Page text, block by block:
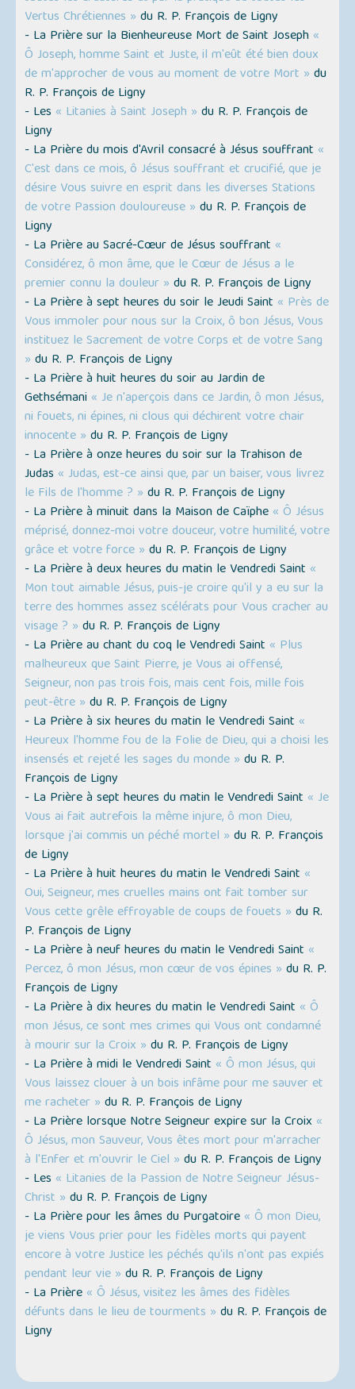
Vertus Chrétiennes » du R. P. François de Ligny
- La Prière sur la Bienheureuse Mort de Saint Joseph «
Ô Joseph, homme Saint et Juste, il m'eût été bien doux
de m'approcher de vous au moment de votre Mort » du
R. P. François de Ligny
- Les « Litanies à Saint Joseph » du R. P. François de
Ligny
- La Prière du mois d'Avril consacré à Jésus souffrant «
C'est dans ce mois, ô Jésus souffrant et crucifié, que je
désire Vous suivre en esprit dans les diverses Stations
de votre Passion douloureuse » du R. P. François de
Ligny
- La Prière au Sacré-Cœur de Jésus souffrant «
Considérez, ô mon âme, que le Cœur de Jésus a le
premier connu la douleur » du R. P. François de Ligny
- La Prière à sept heures du soir le Jeudi Saint « Près de
Vous immoler pour nous sur la Croix, ô bon Jésus, Vous
instituez le Sacrement de votre Corps et de votre Sang
» du R. P. François de Ligny
- La Prière à huit heures du soir au Jardin de
Gethsémani « Je n'aperçois dans ce Jardin, ô mon Jésus,
ni fouets, ni épines, ni clous qui déchirent votre chair
innocente » du R. P. François de Ligny
- La Prière à onze heures du soir sur la Trahison de
Judas « Judas, est-ce ainsi que, par un baiser, vous livrez
le Fils de l'homme ? » du R. P. François de Ligny
- La Prière à minuit dans la Maison de Caïphe « Ô Jésus
méprisé, donnez-moi votre douceur, votre humilité, votre
grâce et votre force » du R. P. François de Ligny
- La Prière à deux heures du matin le Vendredi Saint «
Mon tout aimable Jésus, puis-je croire qu'il y a eu sur la
terre des hommes assez scélérats pour Vous cracher au
visage ? » du R. P. François de Ligny
- La Prière au chant du coq le Vendredi Saint « Plus
malheureux que Saint Pierre, je Vous ai offensé,
Seigneur, non pas trois fois, mais cent fois, mille fois
peut-être » du R. P. François de Ligny
- La Prière à six heures du matin le Vendredi Saint «
Heureux l'homme fou de la Folie de Dieu, qui a choisi les
insensés et rejeté les sages du monde » du R. P.
François de Ligny
- La Prière à sept heures du matin le Vendredi Saint « Je
Vous ai fait autrefois la même injure, ô mon Dieu,
lorsque j'ai commis un péché mortel » du R. P. François
de Ligny
- La Prière à huit heures du matin le Vendredi Saint «
Oui, Seigneur, mes cruelles mains ont fait tomber sur
Vous cette grêle effroyable de coups de fouets » du R.
P. François de Ligny
- La Prière à neuf heures du matin le Vendredi Saint «
Percez, ô mon Jésus, mon cœur de vos épines » du R. P.
François de Ligny
- La Prière à dix heures du matin le Vendredi Saint « Ô
mon Jésus, ce sont mes crimes qui Vous ont condamné
à mourir sur la Croix » du R. P. François de Ligny
- La Prière à midi le Vendredi Saint « Ô mon Jésus, qui
Vous laissez clouer à un bois infâme pour me sauver et
me racheter » du R. P. François de Ligny
- La Prière lorsque Notre Seigneur expire sur la Croix «
Ô Jésus, mon Sauveur, Vous êtes mort pour m'arracher
à l'Enfer et m'ouvrir le Ciel » du R. P. François de Ligny
- Les « Litanies de la Passion de Notre Seigneur Jésus-
Christ » du R. P. François de Ligny
- La Prière pour les âmes du Purgatoire « Ô mon Dieu,
je viens Vous prier pour les fidèles morts qui payent
encore à votre Justice les péchés qu'ils n'ont pas expiés
pendant leur vie » du R. P. François de Ligny
- La Prière « Ô Jésus, visitez les âmes des fidèles
défunts dans le lieu de tourments » du R. P. François de
Ligny